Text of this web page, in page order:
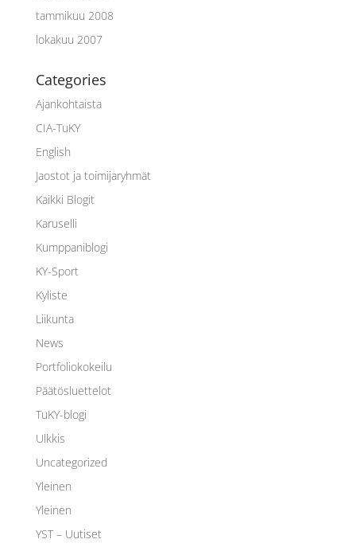
tammikuu 2008
lokakuu 2007
Categories
Ajankohtaista
CIA-TuKY
English
Jaostot ja toimijaryhmät
Kaikki Blogit
Karuselli
Kumppaniblogi
KY-Sport
Kyliste
Liikunta
News
Portfoliokokeilu
Päätösluettelot
TuKY-blogi
Ulkkis
Uncategorized
Yleinen
Yleinen
YST – Uutiset